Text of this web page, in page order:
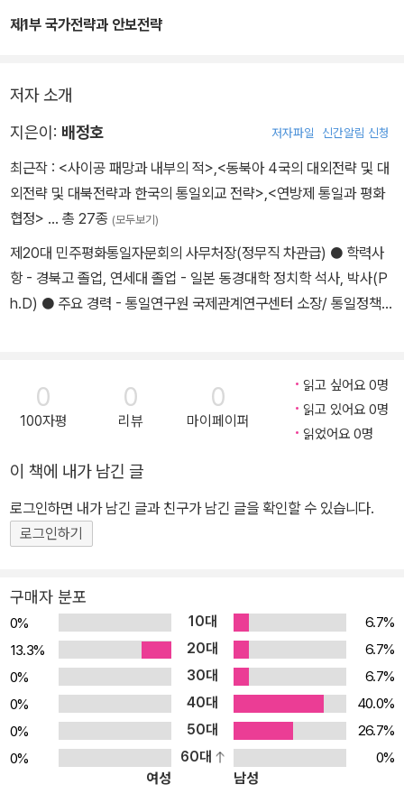
제1부 국가전략과 안보전략
저자 소개
지은이: 배정호 저자파일 신간알림 신청
최근작 : <사이공 패망과 내부의 적>,<동북아 4국의 대외전략 및 대
외전략 및 대북전략과 한국의 통일외교 전략>,<연방제 통일과 평화
협정> … 총 27종 (모두보기)
제20대 민주평화통일자문회의 사무처장(정무직 차관급) ● 학력사
항 - 경북고 졸업, 연세대 졸업 - 일본 동경대학 정치학 석사, 박사(P
h.D) ● 주요 경력 - 통일연구원 국제관계연구센터 소장/ 통일정책연
06 「연방제와 평화협정」 형설출판사, 2016(편저) 「한반도 통일과 동
아시아 평화 · 번영」 형설출판사, 2015(공저) 「중국의 대외전략과 한
국의 전략적 교훈」 통일연구원, 2013(공저) 「북한 핵의 국제정치와
전략적 과제와 한국의 동북아 4국 협력전략」 통일연구원, 2009(공
저) 외 다수
0
100자평
0
리뷰
0
마이페이퍼
읽고 싶어요 0명
읽고 있어요 0명
읽었어요 0명
이 책에 내가 남긴 글
로그인하면 내가 남긴 글과 친구가 남긴 글을 확인할 수 있습니다.
로그인하기
구매자 분포
0% 10대
6.7%
13.3%
20대
6.7%
0%
30대
6.7%
0%
40대
40.0%
0%
50대
26.7%
0%
60대
0%
여성
남성